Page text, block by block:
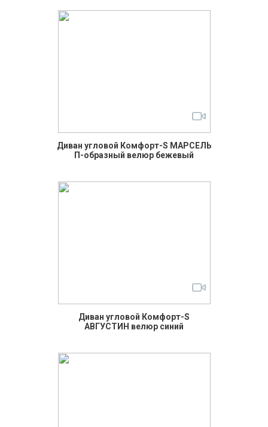
Диван угловой Комфорт-S МАРСЕЛЬ
П-образный велюр бежевый
Диван угловой Комфорт-S
АВГУСТИН велюр синий